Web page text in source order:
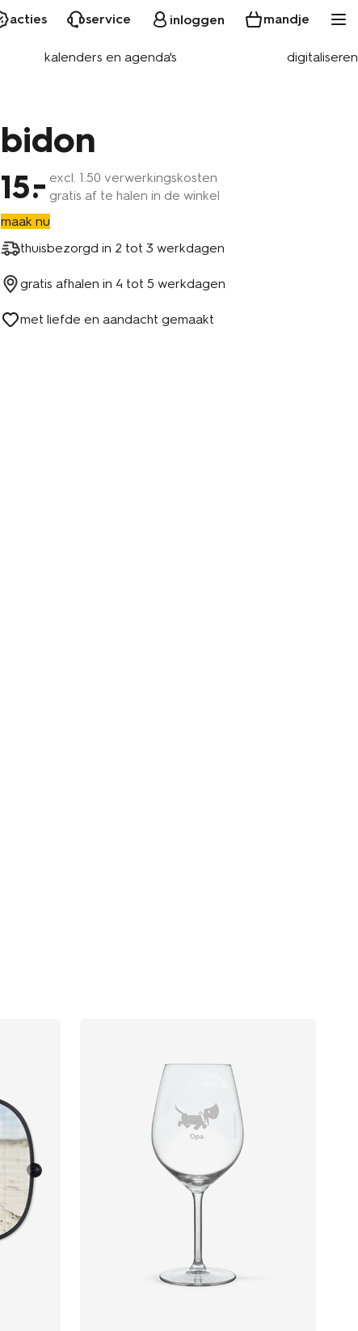
acties service inloggen mandje
kalenders en agenda's digitaliseren
bidon
15 excl. 1.50 verwerkingskosten
gratis af te halen in de winkel
maak nu
thuisbezorgd in 2 tot 3 werkdagen
gratis afhalen in 4 tot 5 werkdagen
met liefde en aandacht gemaakt